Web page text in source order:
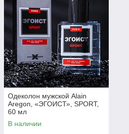
Одеколон мужской Alain
Aregon, «ЭГОИСТ», SPORT,
60 мл
В наличии